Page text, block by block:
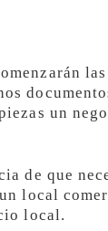
un
de que
local
local.